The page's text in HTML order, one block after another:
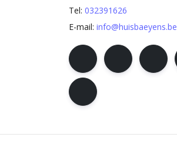
Tel: 032391626
E-mail: info@huisbaeyens.be